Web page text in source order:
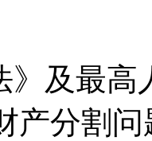
》及最高
产分割